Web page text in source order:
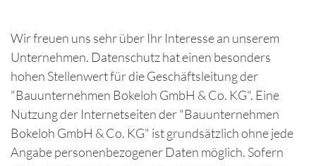
Wir freuen uns sehr über Ihr Interesse an unserem
Unternehmen. Datenschutz hat einen besonders
hohen Stellenwert für die Geschäftsleitung der
"Bauunternehmen Bokeloh GmbH & Co. KG". Eine
Nutzung der Internetseiten der "Bauunternehmen
Bokeloh GmbH & Co. KG" ist grundsätzlich ohne jede
Angabe personenbezogener Daten möglich. Sofern